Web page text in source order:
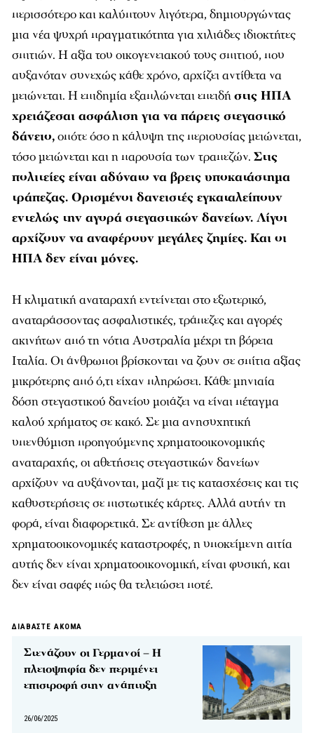
περισσότερο και καλύπτουν λιγότερα, δημιουργώντας
μια νέα ψυχρή πραγματικότητα για χιλιάδες ιδιοκτήτες
σπιτιών. Η αξία του οικογενειακού τους σπιτιού, που
αυξανόταν συνεχώς κάθε χρόνο, αρχίζει αντίθετα να
μειώνεται. Η επιδημία εξαπλώνεται επειδήστις ΗΠΑ
χρειάζεσαι ασφάλιση για να πάρεις στεγαστικό
δάνειο,οπότε όσο η κάλυψη της περιουσίας μειώνεται,
τόσο μειώνεται και η παρουσία των τραπεζών. Στις
πολιτείες είναι αδύνατο να βρεις υποκατάστημα
τράπεζας. Ορισμένοι δανειστές εγκαταλείπουν
εντελώς την αγορά στεγαστικών δανείων. Λίγοι
αρχίζουν να αναφέρουν μεγάλες ζημίες. Και οι
ΗΠΑ δεν είναι μόνες.
Η κλιματική αναταραχή εντείνεται στο εξωτερικό,
αναταράσσοντας ασφαλιστικές, τράπεζες και αγορές
ακινήτων από τη νότια Αυστραλία μέχρι τη βόρεια
Ιταλία. Οι άνθρωποι βρίσκονται να ζουν σε σπίτια αξίας
μικρότερης από ό,τι είχαν πληρώσει. Κάθε μηνιαία
δόση στεγαστικού δανείου μοιάζει να είναι πέταγμα
καλού χρήματος σε κακό. Σε μια ανησυχητική
υπενθύμιση προηγούμενης χρηματοοικονομικής
αναταραχής, οι αθετήσεις στεγαστικών δανείων
αρχίζουν να αυξάνονται, μαζί με τις κατασχέσεις και τις
καθυστερήσεις σε πιστωτικές κάρτες. Αλλά αυτήν τη
φορά, είναι διαφορετικά. Σε αντίθεση με άλλες
χρηματοοικονομικές καταστροφές, η υποκείμενη αιτία
αυτής δεν είναι χρηματοοικονομική, είναι φυσική, και
δεν είναι σαφές πώς θα τελειώσει ποτέ.
ΔΙΑΒΑΣΤΕ ΑΚΟΜΑ
Στενάζουν οι Γερμανοί – Η
πλειοψηφία δεν περιμένει
επιστροφή στην ανάπτυξη
26/06/2025